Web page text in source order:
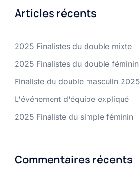
Articles récents
2025 Finalistes du double mixte
2025 Finalistes du double féminin
Finaliste du double masculin 2025
L'événement d'équipe expliqué
2025 Finaliste du simple féminin
Commentaires récents